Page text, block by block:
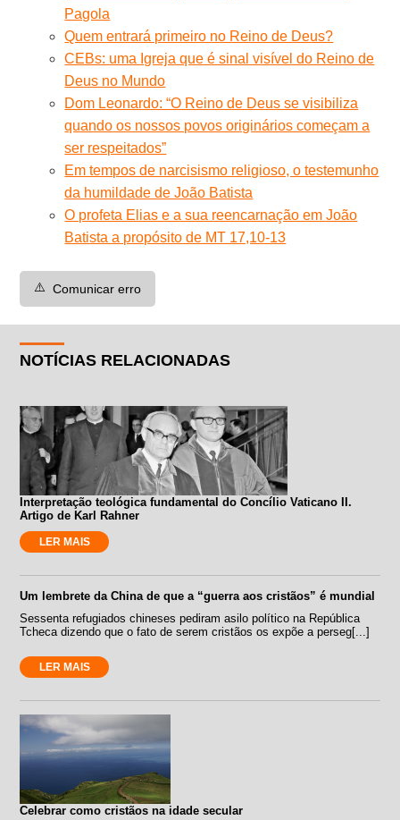
Pagola
Quem entrará primeiro no Reino de Deus?
CEBs: uma Igreja que é sinal visível do Reino de
Deus no Mundo
Dom Leonardo: “O Reino de Deus se visibiliza
quando os nossos povos originários começam a
ser respeitados”
Em tempos de narcisismo religioso, o testemunho
da humildade de João Batista
O profeta Elias e a sua reencarnação em João
Batista a propósito de MT 17,10-13
⚠️ Comunicar erro
NOTÍCIAS RELACIONADAS
Interpretação teológica fundamental do Concílio Vaticano II.
Artigo de Karl Rahner
LER MAIS
Um lembrete da China de que a “guerra aos cristãos” é mundial
Sessenta refugiados chineses pediram asilo político na República
Tcheca dizendo que o fato de serem cristãos os expõe a perseg[...]
LER MAIS
Celebrar como cristãos na idade secular